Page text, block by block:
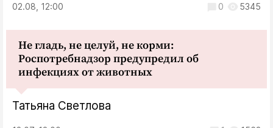
02.08, 12:00 0 5345
Не гладь, не целуй, не корми:
Роспотребнадзор предупредил об
инфекциях от животных
Татьяна Светлова